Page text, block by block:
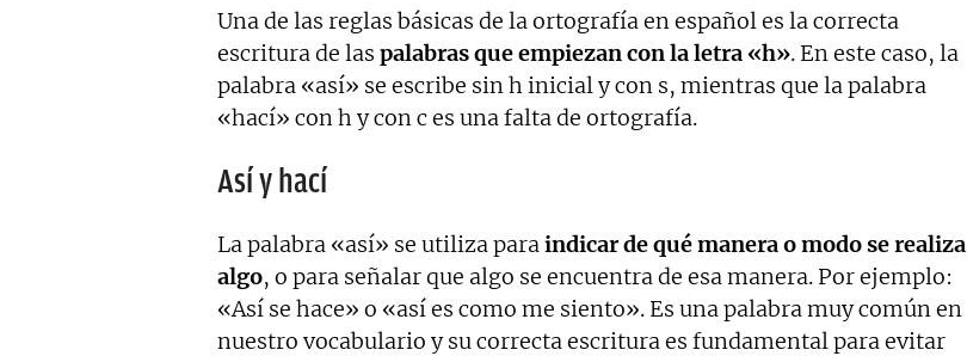
Una de las reglas básicas de la ortografía en español es la correcta
escritura de las palabras que empiezan con la letra «h». En este caso, la
palabra «así» se escribe sin h inicial y con s, mientras que la palabra
«hací» con h y con c es una falta de ortografía.
Así y hací
La palabra «así» se utiliza paraindicar de qué manera o modo se realiza
algo, o para señalar que algo se encuentra de esa manera. Por ejemplo:
«Así se hace» o «así es como me siento». Es una palabra muy común en
nuestro vocabulario y su correcta escritura es fundamental para evitar